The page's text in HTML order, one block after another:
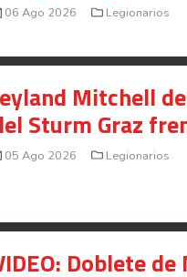
06 Ago 2026 Legionarios
Mitchell
Sturm Graz
05 Ago 2026 Legionarios
Doblete